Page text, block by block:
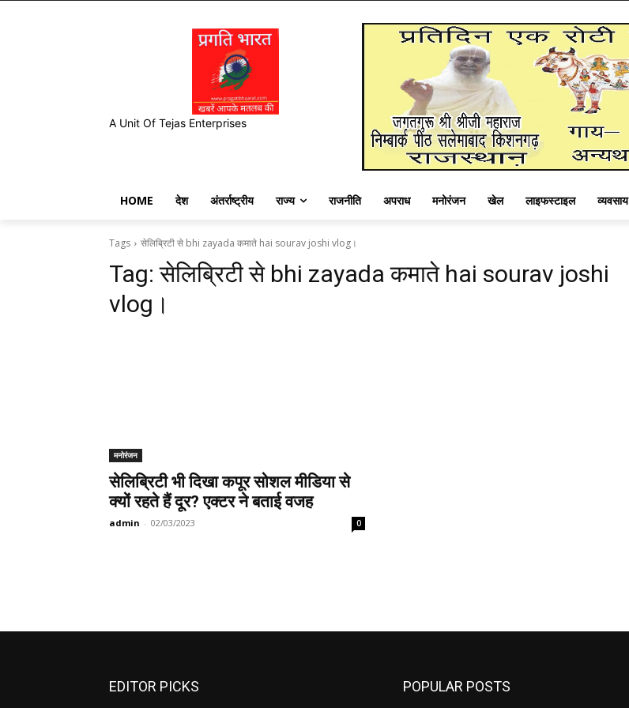
A Unit Of Tejas Enterprises
HOME देश अंतर्राष्ट्रीय राज्य राजनीति अपराध मनोरंजन खेल लाइफस्टाइल व्यवसाय
Tags सेलिब्रिटी से bhi zayada कमाते hai sourav joshi vlog।
Tag:सेलिब्रिटी से bhi zayada कमाते hai sourav joshi
vlog।
मनोरंजन
सेलिब्रिटी भी दिखा कपूर सोशल मीडिया से
क्यों रहते हैं दूर? एक्टर ने बताई वजह
admin - 02/03/2023 0
EDITOR PICKS POPULAR POSTS